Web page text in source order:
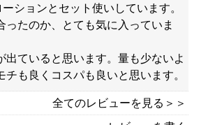
ションとセット使いしています。
ったのか、とても気に入っていま
出ていると思います。量も少ないよ
チも良くコスパも良いと思います。
全てのレビューを見る＞＞